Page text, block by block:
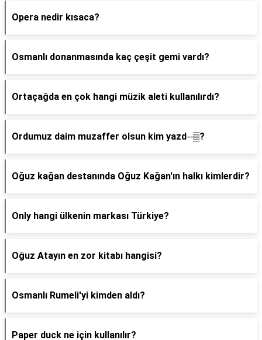
Opera nedir kısaca?
Osmanlı donanmasında kaç çeşit gemi vardı?
Ortaçağda en çok hangi müzik aleti kullanılırdı?
Ordumuz daim muzaffer olsun kim yazd─▒?
Oğuz kağan destanında Oğuz Kağan'ın halkı kimlerdir?
Only hangi ülkenin markası Türkiye?
Oğuz Atayın en zor kitabı hangisi?
Osmanlı Rumeli'yi kimden aldı?
Paper duck ne için kullanılır?